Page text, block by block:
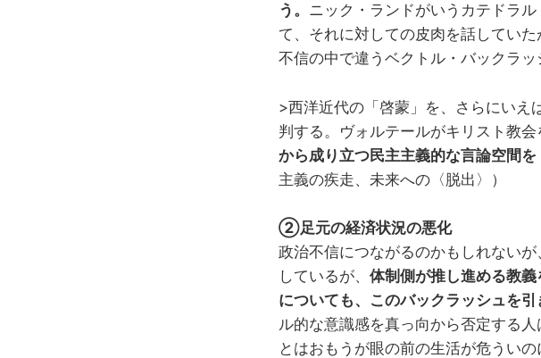
う。 ニック・ランドがいうカテドラ
て、それに対しての皮肉を話してい
不信の中で違うベクトル・バックラッ
>西洋近代の「啓蒙」を、さらにいえ
判する。ヴォルテールがキリスト教
から成り立つ民主主義的な言論空間
主義の疾走、未来への〈脱出〉）
②足元の経済状況の悪化
政治不信につながるのかもしれない
しているが、 体制側が推し進める教
についても、このバックラッシュを
ル的な意識感を真っ向から否定する
とはおもうが眼の前の生活が危うい